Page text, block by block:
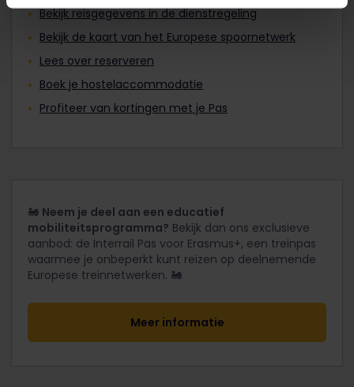
Bekijk reisgegevens in de dienstregeling
Bekijk de kaart van het Europese spoornetwerk
Lees over reserveren
Boek je hostelaccommodatie
Profiteer van kortingen met je Pas
🚂 Neem je deel aan een educatief
mobiliteitsprogramma? Bekijk dan ons exclusieve
aanbod: de Interrail Pas voor Erasmus+, een treinpas
waarmee je onbeperkt kunt reizen op deelnemende
Europese treinnetwerken. 🚂
Meer informatie